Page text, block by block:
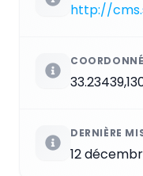
http://
DERNIÈRE
12